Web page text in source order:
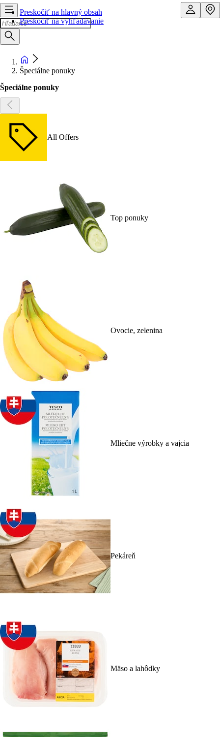
Preskočiť na hlavný obsah
Preskočiť na vyhľadávanie
Špeciálne ponuky
Špeciálne ponuky
All Offers
Top ponuky
Ovocie, zelenina
Mliečne výrobky a vajcia
Pekáreň
Mäso a lahôdky